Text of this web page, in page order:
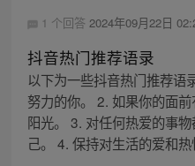
1 个回答 2024年09月22日
抖音热门推荐语录
以下为一些抖音热门推荐语
努力的你。 2. 如果你的面
阳光。 3. 对任何热爱的事
己。 4. 保持对生活的爱和热